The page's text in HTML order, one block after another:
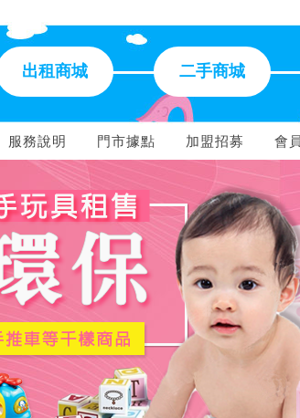
出租商城 二手商城
服務說明 門市據點 加盟招募 會